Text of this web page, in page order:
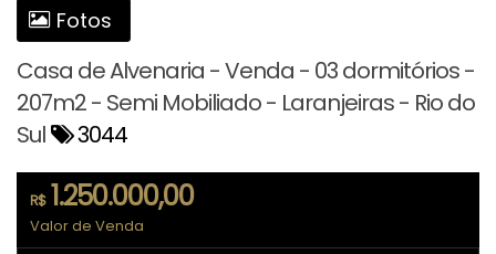
Fotos
Casa de Alvenaria - Venda - 03 dormitórios -
207m2 - Semi Mobiliado - Laranjeiras - Rio do
Sul
3044
R$1.250.000,00
Valor de Venda